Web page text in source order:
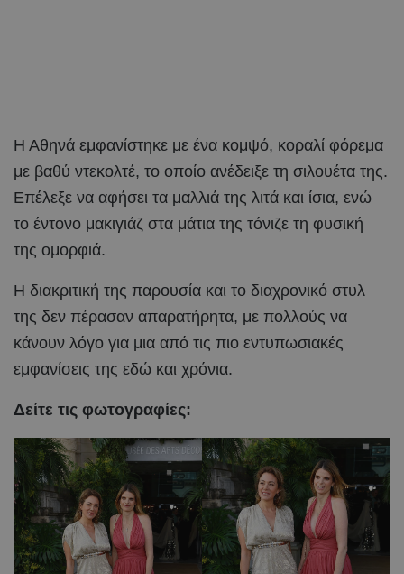
Η Αθηνά εμφανίστηκε με ένα κομψό, κοραλί φόρεμα
με βαθύ ντεκολτέ, το οποίο ανέδειξε τη σιλουέτα της.
Επέλεξε να αφήσει τα μαλλιά της λιτά και ίσια, ενώ
το έντονο μακιγιάζ στα μάτια της τόνιζε τη φυσική
της ομορφιά.
Η διακριτική της παρουσία και το διαχρονικό στυλ
της δεν πέρασαν απαρατήρητα, με πολλούς να
κάνουν λόγο για μια από τις πιο εντυπωσιακές
εμφανίσεις της εδώ και χρόνια.
Δείτε τις φωτογραφίες: